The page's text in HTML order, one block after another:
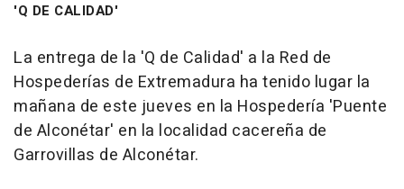
'Q DE CALIDAD'
La entrega de la 'Q de Calidad' a la Red de
Hospederías de Extremadura ha tenido lugar la
mañana de este jueves en la Hospedería 'Puente
de Alconétar' en la localidad cacereña de
Garrovillas de Alconétar.